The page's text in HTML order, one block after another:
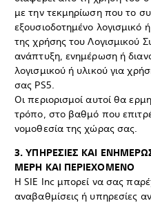
με την τεκμηρίωση που το
εξουσιοδοτημένο λογισμικό
της χρήσης του Λογισμικού
ανάπτυξη, ενημέρωση ή
λογισμικού ή υλικού για
σας PS5.
Οι περιορισμοί αυτοί θα
τρόπο, στο βαθμό που
νομοθεσία της χώρας σας.
3. ΥΠΗΡΕΣΙΕΣ ΚΑΙ
ΜΕΡΗ ΚΑΙ ΠΕΡΙΕΧΟΜΕΝΟ
Η SIE Inc μπορεί να σας
αναβαθμίσεις ή υπηρεσίες